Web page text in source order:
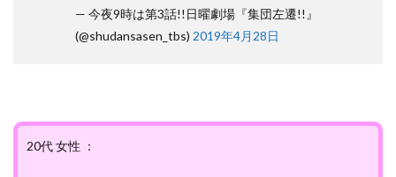
— 今夜9時は第3話!!日曜劇場『集団左遷!!』
(@shudansasen_tbs) 2019年4月28日
20代 女性 ：